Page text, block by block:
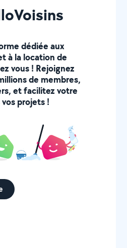
dédiée aux
à la location de
vous ! Rejoignez
de membres,
et facilitez votre
projets !